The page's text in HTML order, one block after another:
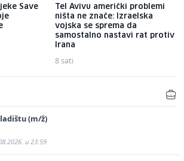
Save
Tel Avivu američki problemi
ništa ne znače: Izraelska
vojska se sprema da
samostalno nastavi rat protiv
Irana
8 sati
(m/ž)
u 23:59